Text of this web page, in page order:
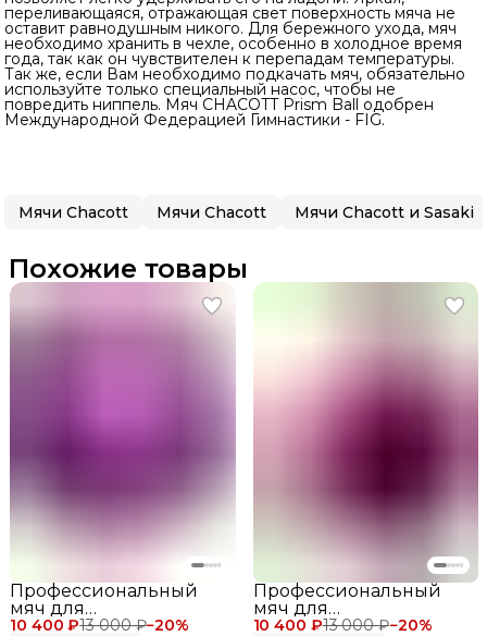
переливающаяся, отражающая свет поверхность мяча не
оставит равнодушным никого. Для бережного ухода, мяч
необходимо хранить в чехле, особенно в холодное время
года, так как он чувствителен к перепадам температуры.
Так же, если Вам необходимо подкачать мяч, обязательно
используйте только специальный насос, чтобы не
повредить ниппель. Мяч CHACOTT Prism Ball одобрен
Международной Федерацией Гимнастики - FIG.
Мячи Chacott Мячи Chacott Мячи Chacott и Sasaki
Похожие товары
10 400 ₽13 000 ₽−20%
Профессиональный
мяч для
художественной
10 400 ₽13 000 ₽−20%
Профессиональный
мяч для
художественной